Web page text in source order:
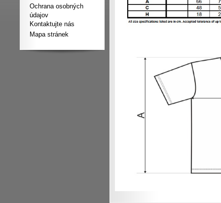
Ochrana osobných
údajov
Kontaktujte nás
Mapa stránek